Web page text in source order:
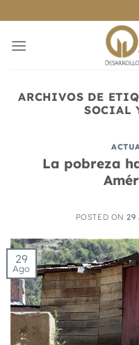
al
contenido
ARCHIVOS DE
SOCIAL
La pobreza
POSTED ON29
29
Ago